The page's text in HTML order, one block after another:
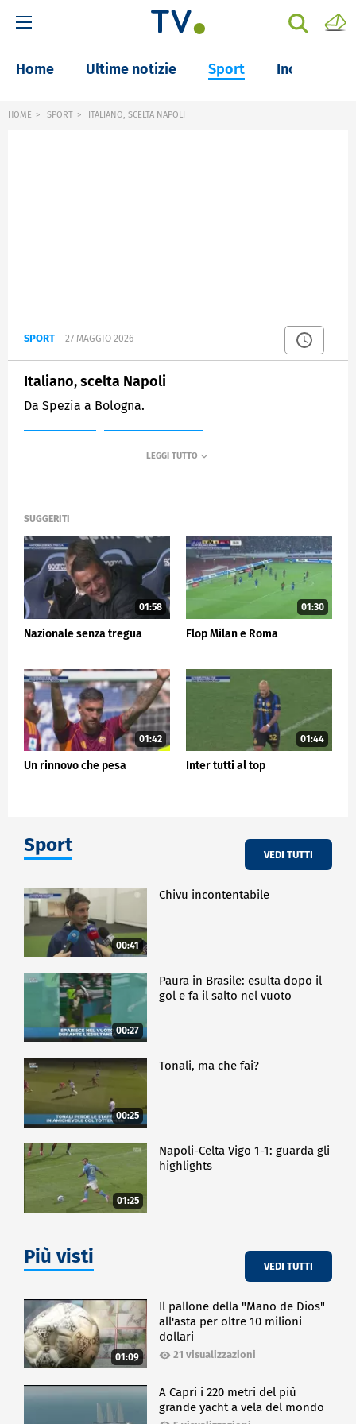
Home Ultime notizie Sport Inchieste
HOME SPORT ITALIANO, SCELTA NAPOLI
SPORT 27 MAGGIO 2026
Italiano, scelta Napoli
Da Spezia a Bologna.
SUGGERITI
01:58
Nazionale senza tregua
01:30
Flop Milan e Roma
01:42
Un rinnovo che pesa
01:44
Inter tutti al top
Sport VEDI TUTTI
00:41
Chivu incontentabile
00:27
Paura in Brasile: esulta dopo il
gol e fa il salto nel vuoto
00:25
Tonali, ma che fai?
01:25
Napoli-Celta Vigo 1-1: guarda gli
highlights
Più visti VEDI TUTTI
01:09
Il pallone della "Mano de Dios"
all'asta per oltre 10 milioni
dollari
21 visualizzazioni
A Capri i 220 metri del più
grande yacht a vela del mondo